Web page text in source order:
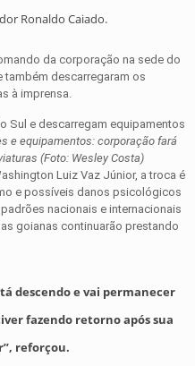
Ronaldo Caiado.
da corporação na sede do
também descarregaram os
à imprensa.
e equipamentos: corporação fará
(Foto: Wesley Costa)
Luiz Vaz Júnior, a troca é
e possíveis danos psicológicos
nacionais e internacionais
goianas continuarão prestando
descendo e vai permanecer
fazendo retorno após sua
reforçou.